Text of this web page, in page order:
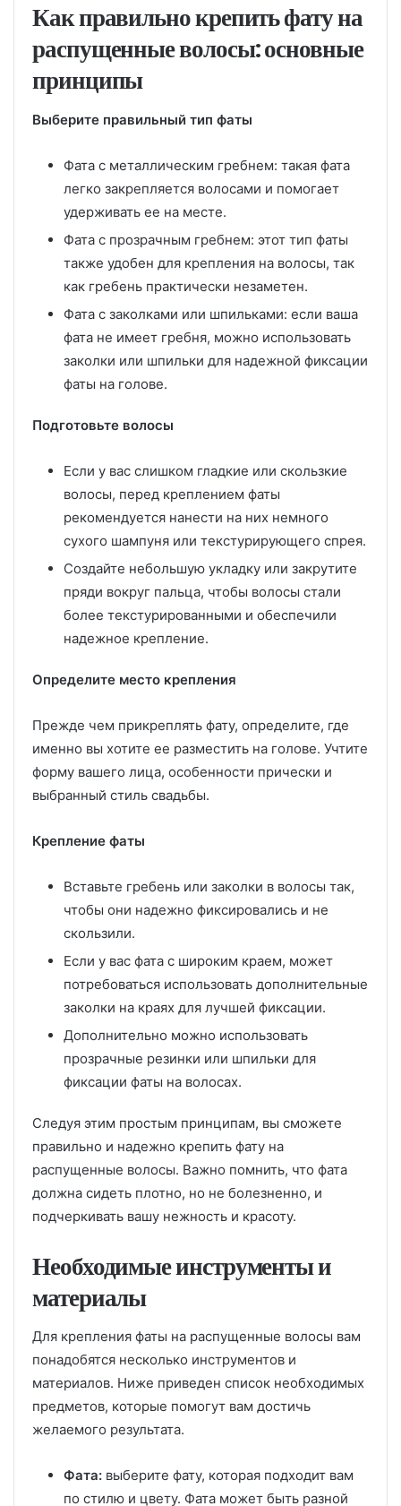
Как правильно крепить фату на
распущенные волосы: основные
принципы
Выберите правильный тип фаты
Фата с металлическим гребнем: такая фата
легко закрепляется волосами и помогает
удерживать ее на месте.
Фата с прозрачным гребнем: этот тип фаты
также удобен для крепления на волосы, так
как гребень практически незаметен.
Фата с заколками или шпильками: если ваша
фата не имеет гребня, можно использовать
заколки или шпильки для надежной фиксации
фаты на голове.
Подготовьте волосы
Если у вас слишком гладкие или скользкие
волосы, перед креплением фаты
рекомендуется нанести на них немного
сухого шампуня или текстурирующего спрея.
Создайте небольшую укладку или закрутите
пряди вокруг пальца, чтобы волосы стали
более текстурированными и обеспечили
надежное крепление.
Определите место крепления
Прежде чем прикреплять фату, определите, где
именно вы хотите ее разместить на голове. Учтите
форму вашего лица, особенности прически и
выбранный стиль свадьбы.
Крепление фаты
Вставьте гребень или заколки в волосы так,
чтобы они надежно фиксировались и не
скользили.
Если у вас фата с широким краем, может
потребоваться использовать дополнительные
заколки на краях для лучшей фиксации.
Дополнительно можно использовать
прозрачные резинки или шпильки для
фиксации фаты на волосах.
Следуя этим простым принципам, вы сможете
правильно и надежно крепить фату на
распущенные волосы. Важно помнить, что фата
должна сидеть плотно, но не болезненно, и
подчеркивать вашу нежность и красоту.
Необходимые инструменты и
материалы
Для крепления фаты на распущенные волосы вам
понадобятся несколько инструментов и
материалов. Ниже приведен список необходимых
предметов, которые помогут вам достичь
желаемого результата.
Фата: выберите фату, которая подходит вам
по стилю и цвету. Фата может быть разной